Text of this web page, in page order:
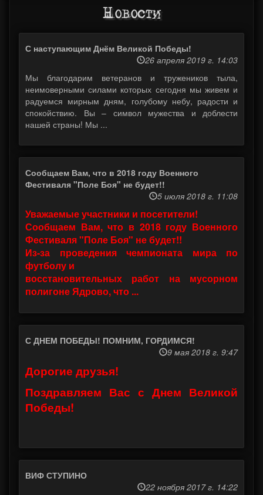
Новости
С наступающим Днём Великой Победы!
26 апреля 2019 г. 14:03
Мы благодарим ветеранов и тружеников тыла,
неимоверными силами которых сегодня мы живем и
радуемся мирным дням, голубому небу, радости и
спокойствию. Вы – символ мужества и доблести
нашей страны! Мы ...
Сообщаем Вам, что в 2018 году Военного
Фестиваля "Поле Боя" не будет!!
5 июля 2018 г. 11:08
Уважаемые участники и посетители!
Сообщаем Вам, что в 2018 году Военного
Фестиваля "Поле Боя" не будет!!
Из-за проведения чемпионата мира по
футболу и
восстановительных работ на мусорном
полигоне Ядрово, что ...
С ДНЕМ ПОБЕДЫ! ПОМНИМ, ГОРДИМСЯ!
9 мая 2018 г. 9:47
Дорогие друзья!
Поздравляем Вас с Днем Великой
Победы!
ВИФ СТУПИНО
22 ноября 2017 г. 14:22